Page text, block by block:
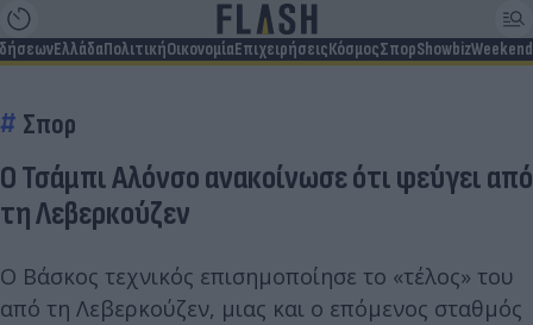
ΕλλάδαΠολιτικήΟικονομίαΕπιχειρήσειςΚόσμοςΣπορShowbizWeekend
Σπορ
Ο Τσάμπι Αλόνσο ανακοίνωσε ότι φεύγει από
τη Λεβερκούζεν
Ο Βάσκος τεχνικός επισημοποίησε το «τέλος» του
από τη Λεβερκούζεν, μιας και ο επόμενος σταθμός